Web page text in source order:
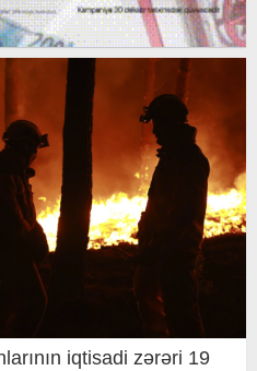
iqtisadi zərəri 19